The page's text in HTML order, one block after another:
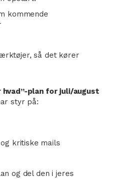
kommende
så det kører
hvad”-plan for juli/august
styr på:
kritiske mails
og del den i jeres